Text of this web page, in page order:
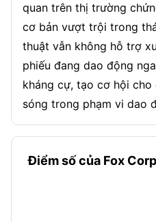
quan trên thị trường
cơ bản vượt trội trong
thuật vẫn không hỗ trợ
phiếu đang dao động
kháng cự, tạo cơ hội
sóng trong phạm vi dao
Điểm số của Fox Corp